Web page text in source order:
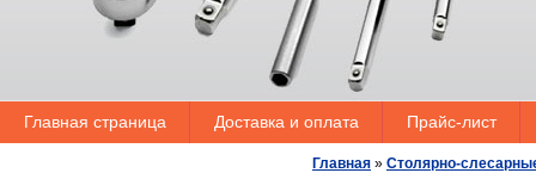
Главная страница Доставка и оплата Прайс-лист
Главная » Столярно-